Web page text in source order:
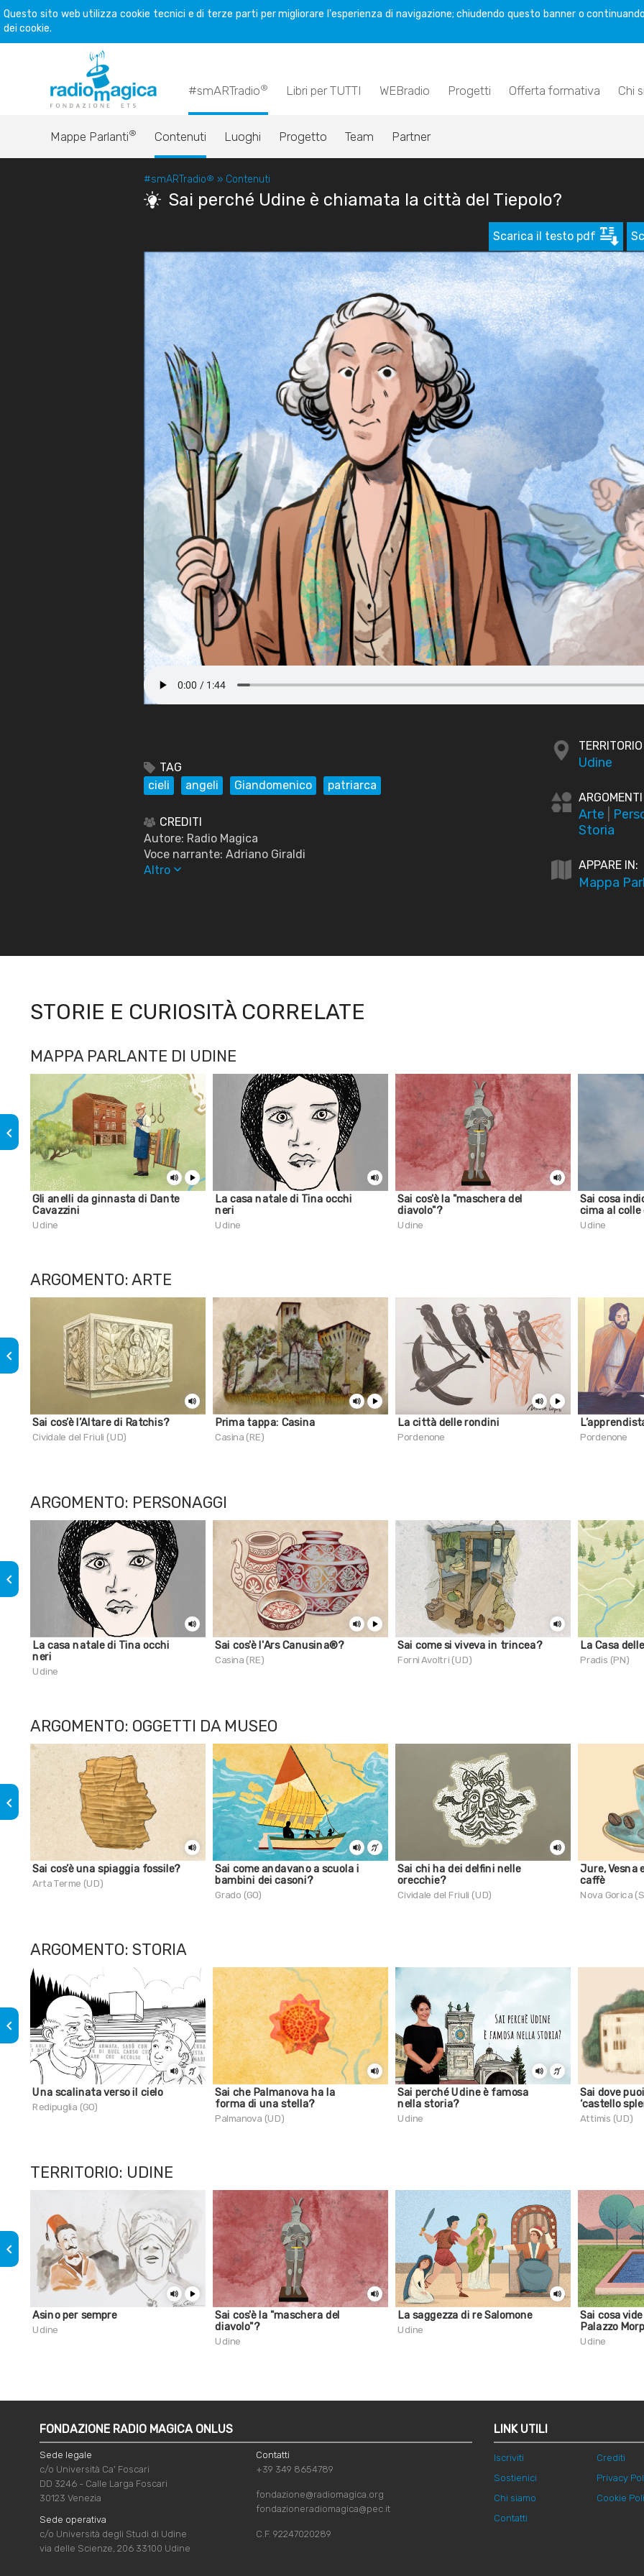
Questo sito web utilizza cookie tecnici e di terze parti per migliorare l'esperienza di navigazione; chiudendo questo banner o
dei cookie.
#smARTradio® Libri per TUTTI WEBradio Progetti Offerta formativa Chi
Mappe Parlanti® Contenuti Luoghi Progetto Team Partner
#smARTradio® » Contenuti
Sai perché Udine è chiamata la città del Tiepolo?
Scarica il testo pdf
TAG
cieli
angeli Giandomenico patriarca
CREDITI
Autore: Radio Magica
Voce narrante: Adriano Giraldi
Altrokeyboard_arrow_down
TERRITORIO
Udine
ARGOMENTI
Arte
Storia
APPARE IN:
Mappa
STORIE E CURIOSITÀ CORRELATE
MAPPA PARLANTE DI UDINE
Gli anelli da ginnasta di Dante
Cavazzini
Udine
La casa natale di Tina occhi
neri
Udine
Sai cos'è la "maschera del
diavolo"?
Udine
Sai cosa
cima al colle
Udine
keyboard_arrow_left
ARGOMENTO: ARTE
Sai cos’è l’Altare di Ratchis?
Cividale del Friuli (UD)
Prima tappa: Casina
Casina (RE)
La città delle rondini
Pordenone Pordenone
keyboard_arrow_left
ARGOMENTO: PERSONAGGI
La casa natale di Tina occhi
neri
Udine
Sai cos'è l'Ars Canusina®?
Casina (RE)
Sai come si viveva in trincea?
Forni Avoltri (UD)
La Casa
Pradis (PN)
keyboard_arrow_left
ARGOMENTO: OGGETTI DA MUSEO
Sai cos’è una spiaggia fossile?
Arta Terme (UD)
Sai come andavano a scuola i
bambini dei casoni?
Grado (GO)
Sai chi ha dei delfini nelle
orecchie?
Cividale del Friuli (UD)
Jure, Vesna
caffè
Nova Gorica
keyboard_arrow_left
ARGOMENTO: STORIA
Una scalinata verso il cielo
Redipuglia (GO)
Sai che Palmanova ha la
forma di una stella?
Palmanova (UD)
Sai perché Udine è famosa
nella storia?
Udine
Sai dove
‘castello
Attimis (UD)
keyboard_arrow_left
TERRITORIO: UDINE
Asino per sempre
Udine
Sai cos'è la "maschera del
diavolo"?
Udine
La saggezza di re Salomone
Udine
Sai cosa
Palazzo
Udine
keyboard_arrow_left
FONDAZIONE RADIO MAGICA ONLUS
Sede legale
c/o Università Ca' Foscari
DD 3246 - Calle Larga Foscari
30123 Venezia
Sede operativa
c/o Università degli Studi di Udine
via delle Scienze, 206 33100 Udine
Contatti
+39 349 8654789
fondazione@radiomagica.org
fondazioneradiomagica@pec.it
C.F. 92247020289
LINK UTILI
Iscriviti
Sostienici
Chi siamo
Contatti
Crediti
Privacy
Cookie